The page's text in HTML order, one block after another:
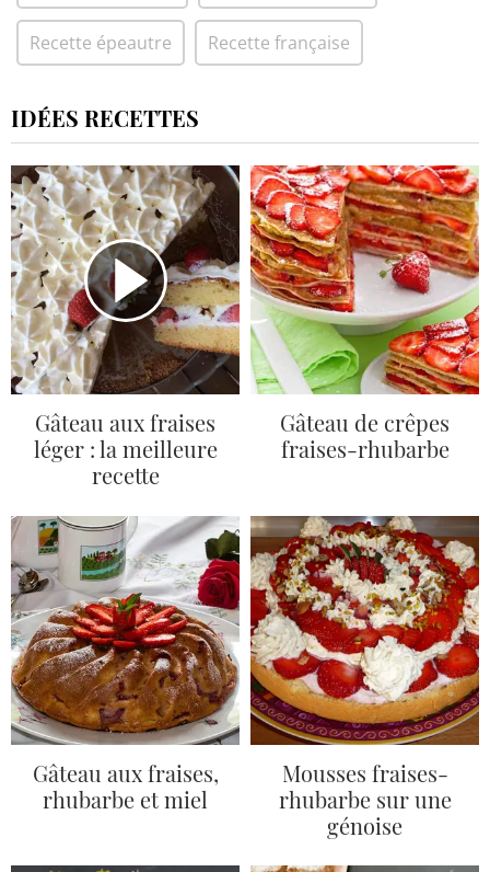
Recette épeautre Recette française
IDÉES RECETTES
Gâteau aux fraises
léger : la meilleure
recette
Gâteau de crêpes
fraises-rhubarbe
Gâteau aux fraises,
rhubarbe et miel
Mousses fraises-
rhubarbe sur une
génoise